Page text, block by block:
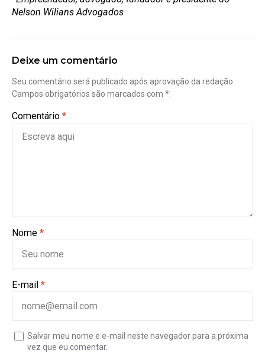
Nelson Wilians Advogados
Deixe um comentário
Seu comentário será publicado após aprovação da redação.
Campos obrigatórios são marcados com *.
Comentário *
Nome *
E-mail *
Salvar meu nome e e-mail neste navegador para a próxima
vez que eu comentar.